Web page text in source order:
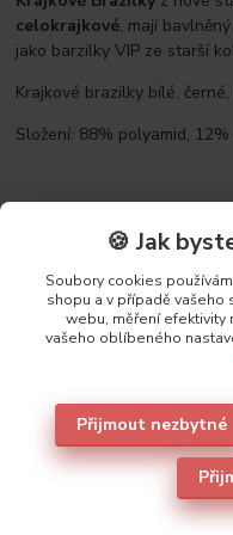
celokrajkové, mají
jako barzilky VIP ze starší
Krajkové brazilky bílé,
Složení: 88% polyamid,
Původ zboží
Parametry
Také
🍪 Jak
Soubory cookies
shopu a v případě
webu, měření efektivity
vašeho oblíbeného
Přijmout nezbytné